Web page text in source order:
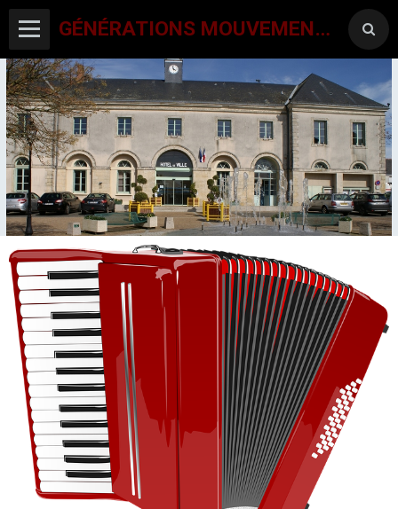
GÉNÉRATIONS MOUVEMENT INTERCLUBS CHAMPAGNE CONLINOISE
ACCUEIL
CANTON-ACTIVITES
SORTIES SEJOURS
AGENDA PAR ACTIVITE
LES CLUBS